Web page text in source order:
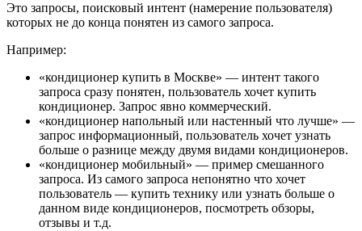
Это запросы, поисковый интент (намерение пользователя)
которых не до конца понятен из самого запроса.
Например:
«кондиционер купить в Москве» — интент такого
запроса сразу понятен, пользователь хочет купить
кондиционер. Запрос явно коммерческий.
«кондиционер напольный или настенный что лучше» —
запрос информационный, пользователь хочет узнать
больше о разнице между двумя видами кондиционеров.
«кондиционер мобильный» — пример смешанного
запроса. Из самого запроса непонятно что хочет
пользователь — купить технику или узнать больше о
данном виде кондиционеров, посмотреть обзоры,
отзывы и т.д.